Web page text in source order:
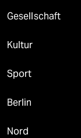
Gesellschaft
Kultur
Sport
Berlin
Nord